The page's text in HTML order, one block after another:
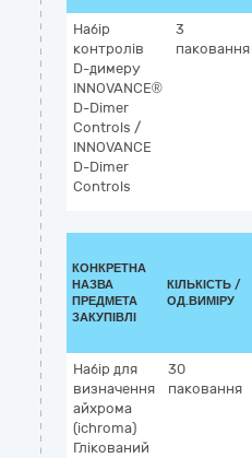
Набір
контролів
D-димеру
INNOVANCE®
D-Dimer
Controls /
INNOVANCE
D-Dimer
Controls
3
паковання
КОНКРЕТНА
НАЗВА
ПРЕДМЕТА
ЗАКУПІВЛІ
КІЛЬКІСТЬ /
ОД.ВИМІРУ
Набір для
визначення
айхрома
(ichroma)
Глікований
30
паковання